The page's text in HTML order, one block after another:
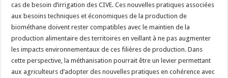
cas de besoin d’irrigation des CIVE. Ces nouvelles pratiques associées
aux besoins techniques et économiques de la production de
biométhane doivent rester compatibles avec le maintien de la
production alimentaire des territoires en veillant à ne pas augmenter
les impacts environnementaux de ces filières de production. Dans
cette perspective, la méthanisation pourrait être un levier permettant
aux agriculteurs d’adopter des nouvelles pratiques en cohérence avec